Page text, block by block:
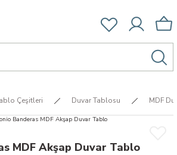
Çeşitleri Duvar Tablosu MDF
MDF Akşap Duvar Tablo